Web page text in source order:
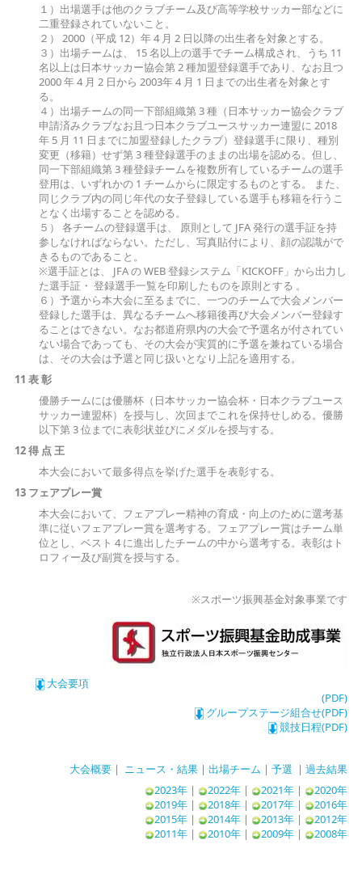
１）出場選手は他のクラブチーム及び高等学校サッカー部などに
二重登録されていないこと。
２） 2000（平成 12）年 4 月 2 日以降の出生者を対象とする。
３）出場チームは、 15 名以上の選手でチーム構成され、うち 11
名以上は日本サッカー協会第 2 種加盟登録選手であり、なお且つ
2000 年 4 月 2 日から 2003年 4 月 1 日までの出生者を対象とす
る。
４）出場チームの同一下部組織第 3 種（日本サッカー協会クラブ
申請済みクラブなお且つ日本クラブユースサッカー連盟に 2018
年 5 月 11 日までに加盟登録したクラブ）登録選手に限り、種別
変更（移籍）せず第 3 種登録選手のままの出場を認める。但し、
同一下部組織第 3 種登録チームを複数所有しているチームの選手
登用は、いずれかの 1 チームからに限定するものとする。 また、
同じクラブ内の同じ年代の女子登録している選手も移籍を行うこ
となく出場することを認める。
５） 各チームの登録選手は、 原則として JFA 発行の選手証を持
参しなければならない。ただし、写真貼付により、顔の認識がで
きるものであること。
※選手証とは、 JFA の WEB 登録システム「KICKOFF」から出力し
た選手証・ 登録選手一覧を印刷したものを原則とする 。
６）予選から本大会に至るまでに、一つのチームで大会メンバー
登録した選手は、異なるチームへ移籍後再び大会メンバー登録す
ることはできない。なお都道府県内の大会で予選名が付されてい
ない場合であっても、その大会が実質的に予選を兼ねている場合
は、その大会は予選と同じ扱いとなり上記を適用する。
11 表 彰
優勝チームには優勝杯（日本サッカー協会杯・日本クラブユース
サッカー連盟杯）を授与し、次回までこれを保持せしめる。優勝
以下第 3 位までに表彰状並びにメダルを授与する。
12 得 点 王
本大会において最多得点を挙げた選手を表彰する。
13 フェアプレー賞
本大会において、フェアプレー精神の育成・向上のために選考基
準に従いフェアプレー賞を選考する。フェアプレー賞はチーム単
位とし、ベスト 4 に進出したチームの中から選考する。表彰はト
ロフィー及び副賞を授与する。
※スポーツ振興基金対象事業です
大会要項
(PDF)
グループステージ組合せ(PDF)
競技日程(PDF)
大会概要| ニュース・結果| 出場チーム | 予選 | 過去結果
2023年| 2022年| 2021年|
2020年
2019年| 2018年| 2017年|
2016年
2015年| 2014年| 2013年|
2012年
2011年| 2010年| 2009年| 2008年